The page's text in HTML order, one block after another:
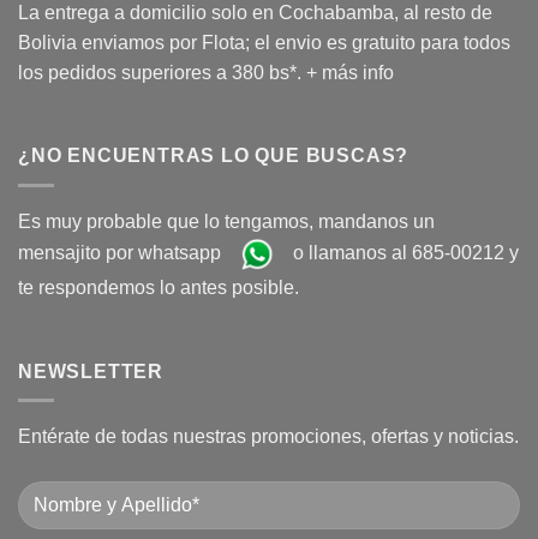
La entrega a domicilio solo en Cochabamba, al resto de
Bolivia enviamos por Flota; el envio es gratuito para todos
los pedidos superiores a 380 bs*. + más info
¿NO ENCUENTRAS LO QUE BUSCAS?
Es muy probable que lo tengamos, mandanos un
mensajito por whatsapp
o llamanos al 685-00212 y
te respondemos lo antes posible.
NEWSLETTER
Entérate de todas nuestras promociones, ofertas y noticias.